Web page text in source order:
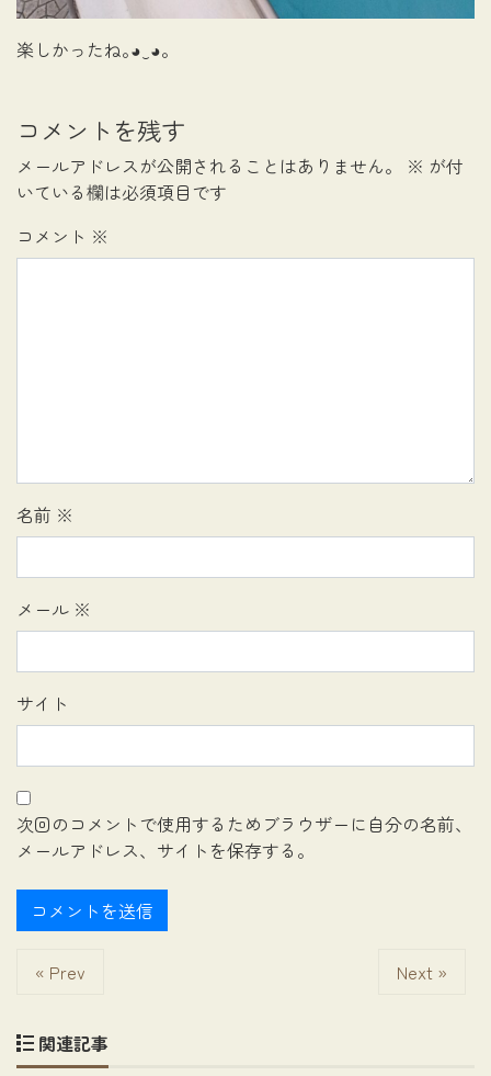
楽しかったね｡⁠◕⁠‿⁠◕⁠｡
コメントを残す
メールアドレスが公開されることはありません。 ※ が付
いている欄は必須項目です
コメント ※
名前 ※
メール ※
サイト
次回のコメントで使用するためブラウザーに自分の名前、
メールアドレス、サイトを保存する。
« Prev Next »
関連記事